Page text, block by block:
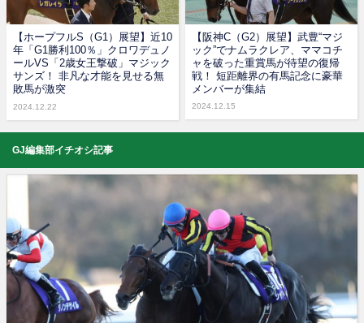
【ホープフルS（G1）展望】近10
年「G1勝利100％」クロワデュノ
ールVS「2歳女王撃破」マジック
サンズ！ 非凡な才能を見せる無
敗馬が激突
2024.12.22
【阪神C（G2）展望】武豊“マジ
ック”でナムラクレア、ママコチ
ャを破った重賞馬が待望の復帰
戦！ 短距離界の有馬記念に豪華
メンバーが集結
2024.12.15
GJ編集部イチオシ記事